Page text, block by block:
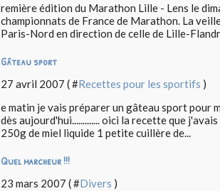
remière édition du Marathon Lille - Lens le
championnats de France de Marathon. La
Paris-Nord en direction de celle de Lille-
Gâteau sport
27 avril 2007 ( #Recettes pour les sportifs )
e matin je vais préparer un gâteau sport pour
dès aujourd'hui............. oici la recette que
250g de miel liquide 1 petite cuillère de...
Quel marcheur !!!
23 mars 2007 ( #Divers )